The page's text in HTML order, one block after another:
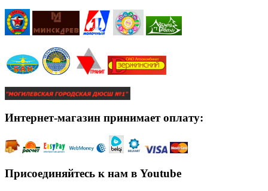
Интернет-магазин принимает оплату:
Присоединяйтесь к нам в Youtube